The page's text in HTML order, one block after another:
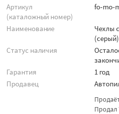
Артикул
(каталожный номер)
fo-mo-
Наименование
Чехлы
(серый)
Статус наличия
Гарантия
1 год
Продавец
Продал